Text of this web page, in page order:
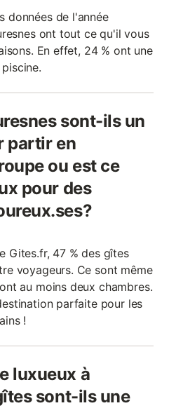
données de l'année
ont tout ce qu'il vous
En effet, 24 % ont une
sont-ils un
partir en
ou est ce
pour des
Gites.fr, 47 % des gîtes
voyageurs. Ce sont même
au moins deux chambres.
parfaite pour les
!
luxueux à
sont-ils une